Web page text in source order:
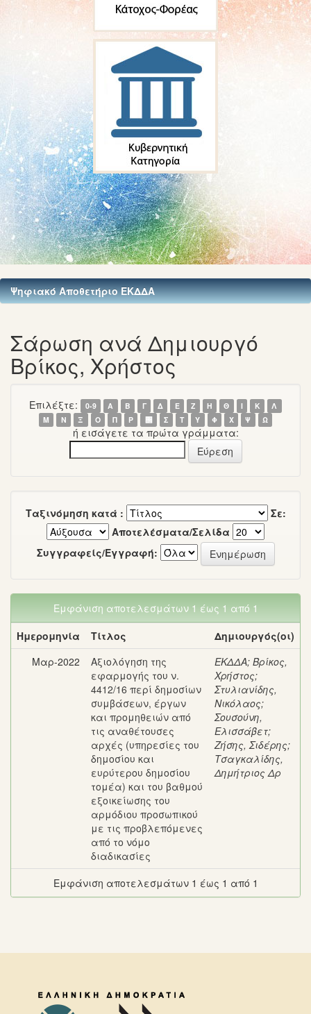
Ψηφιακό Αποθετήριο ΕΚΔΔΑ
Σάρωση ανά Δημιουργό
Βρίκος, Χρήστος
Επιλέξτε: 0-9 Α Β Γ Δ Ε Ζ Η Θ Ι Κ
Λ
Μ
Ν Ξ Ο Π Ρ ΢ Σ Τ Υ Φ Χ Ψ Ω
ή εισάγετε τα πρώτα γράμματα:
Ταξινόμηση κατά :
Σε:
Αποτελέσματα/Σελίδα
Συγγραφείς/Εγγραφή:
Εμφάνιση αποτελεσμάτων 1 έως 1 από 1
Ημερομηνία
Τίτλος
Δημιουργός(οι)
Μαρ-2022
Αξιολόγηση της
εφαρμογής του ν.
4412/16 περί δημοσίων
συμβάσεων, έργων
και προμηθειών από
τις αναθέτουσες
αρχές (υπηρεσίες του
δημοσίου και
ευρύτερου δημοσίου
τομέα) και του βαθμού
εξοικείωσης του
αρμόδιου προσωπικού
με τις προβλεπόμενες
από το νόμο
διαδικασίες
ΕΚΔΔΑ; Βρίκος,
Χρήστος;
Στυλιανίδης,
Νικόλαος;
Σουσούνη,
Ελισσάβετ;
Ζήσης, Σιδέρης;
Τσαγκαλίδης,
Δημήτριος Δρ
Εμφάνιση αποτελεσμάτων 1 έως 1 από 1